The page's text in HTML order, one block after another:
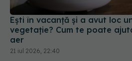
Ești în vacanță și a avut loc
vegetație? Cum te poate
aer
21 iul 2026, 22:40